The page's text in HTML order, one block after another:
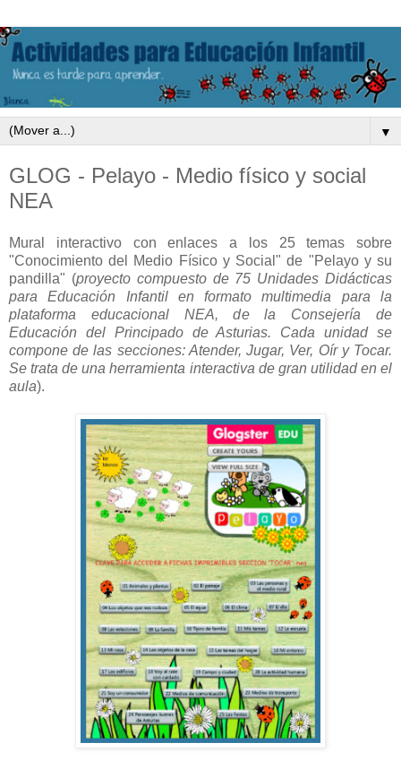
▼
GLOG - Pelayo - Medio físico y social
NEA
Mural interactivo con enlaces a los 25 temas sobre
"Conocimiento del Medio Físico y Social" de "Pelayo y su
pandilla" (proyecto compuesto de 75 Unidades Didácticas
para Educación Infantil en formato multimedia para la
plataforma educacional NEA, de la Consejería de
Educación del Principado de Asturias. Cada unidad se
compone de las secciones: Atender, Jugar, Ver, Oír y Tocar.
Se trata de una herramienta interactiva de gran utilidad en el
aula).